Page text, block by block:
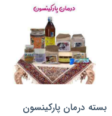
بسته درمان پارکینسون